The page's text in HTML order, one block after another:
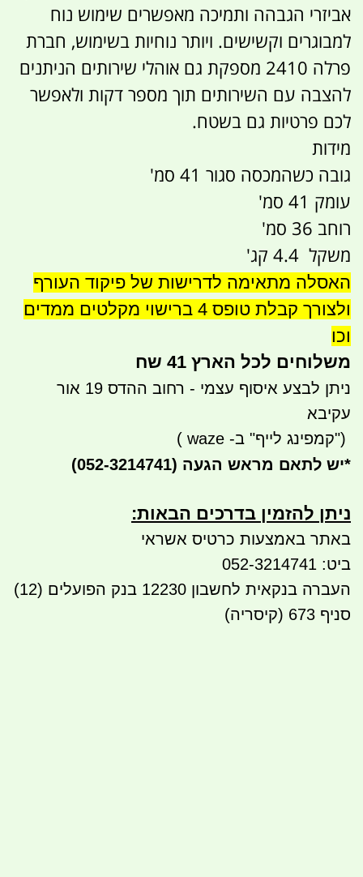
אביזרי הגבהה ותמיכה מאפשרים שימוש נוח
למבוגרים וקשישים. ויותר נוחיות בשימוש, חברת
פרלה 2410 מספקת גם אוהלי שירותים הניתנים
להצבה עם השירותים תוך מספר דקות ולאפשר
לכם פרטיות גם בשטח.
מידות
גובה כשהמכסה סגור 41 סמ'
עומק 41 סמ'
רוחב 36 סמ'
משקל 4.4 קג'
האסלה מתאימה לדרישות של פיקוד העורף
ולצורך קבלת טופס 4 ברישוי מקלטים ממדים
וכו
משלוחים לכל הארץ 41 שח
ניתן לבצע איסוף עצמי - רחוב ההדס 19 אור
עקיבא
")קמפינג לייף" ב- waze
)
*יש לתאם מראש הגעה (052-3214741)
ניתן להזמין בדרכים הבאות:​​
באתר באמצעות כרטיס אשראי
ביט: 052-3214741
העברה בנקאית לחשבון 12230 בנק הפועלים (12)
סניף 673 (קיסריה)